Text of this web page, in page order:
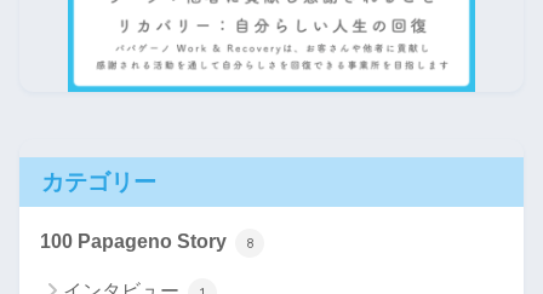
カテゴリー
100 Papageno Story 8